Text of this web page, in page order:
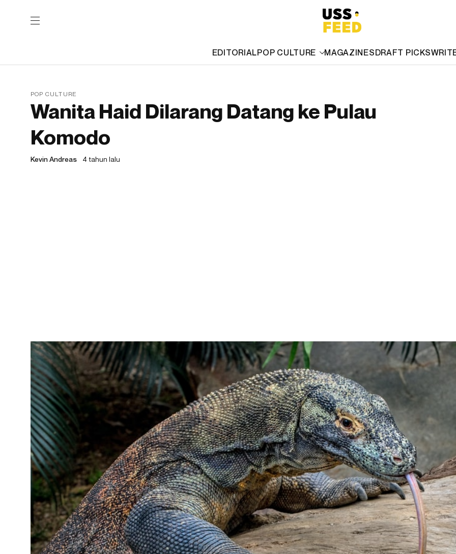
EDITORIALPOP CULTURE MAGAZINESDRAFT PICKS
POP CULTURE
Wanita Haid Dilarang Datang ke Pulau
Komodo
Kevin Andreas 4 tahun lalu